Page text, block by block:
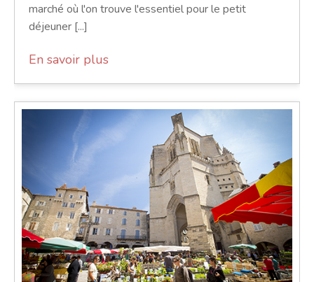
marché où l'on trouve l'essentiel pour le petit
déjeuner [...]
En savoir plus